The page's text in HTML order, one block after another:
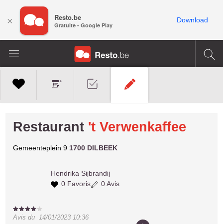
Restaurant 't Verwenkaffee
Gemeenteplein 9 1700 DILBEEK
Hendrika Sijbrandij
0 Favoris
0 Avis
Avis du14/01/2023 10:36
× Resto.be
Gratuite - Google Play
Download